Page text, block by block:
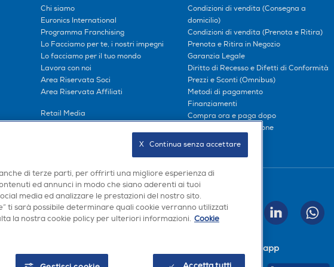
Chi siamo
Euronics International
Programma Franchising
Lo Facciamo per te, i nostri impegni
Lo facciamo per il tuo mondo
Lavora con noi
Area Riservata Soci
Area Riservata Affiliati
Retail Media
Condizioni di vendita (Consegna a
domicilio)
Condizioni di vendita (Prenota e Ritira)
Prenota e Ritira in Negozio
Garanzia Legale
Diritto di Recesso e Difetti di Conformità
Prezzi e Sconti (Omnibus)
Metodi di pagamento
Finanziamenti
Compra ora e paga dopo
Consegna e Installazione
Seguici sui social
Scarica la nostra app
di terze parti, per offrirti una migliore esperienza di
ed annunci in modo che siano aderenti ai tuoi
media ed analizzare le prestazioni del nostro sito.
ti sarà possibile determinare quali cookie verranno utilizzati
la nostra cookie policy per ulteriori informazioni. Cookie
X   Continua senza accettare